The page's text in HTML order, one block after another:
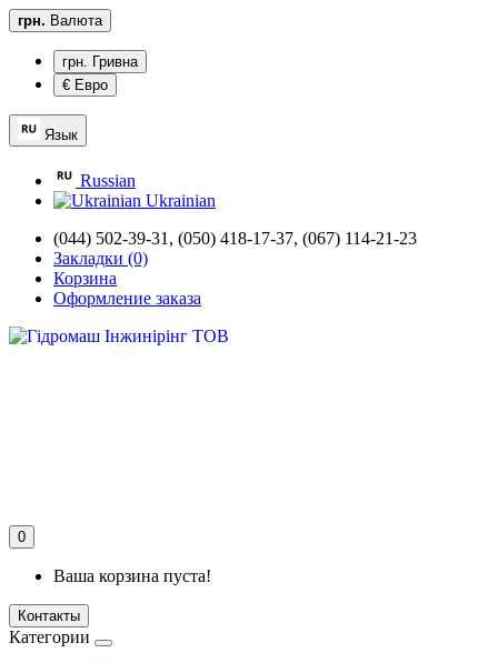
грн. Валюта
грн. Гривна
€ Евро
Язык
Russian
Ukrainian
(044) 502-39-31, (050) 418-17-37, (067) 114-21-23
Закладки (0)
Корзина
Оформление заказа
0
Ваша корзина пуста!
Контакты
Категории